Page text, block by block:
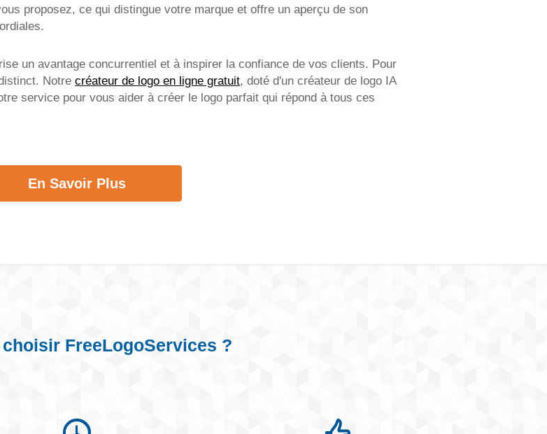
proposez, ce qui distingue votre marque et offre un aperçu de son
un avantage concurrentiel et à inspirer la confiance de vos clients. Pour
Notre créateur de logo en ligne gratuit, doté d'un créateur de logo IA
service pour vous aider à créer le logo parfait qui répond à tous ces
En Savoir Plus
FreeLogoServices ?